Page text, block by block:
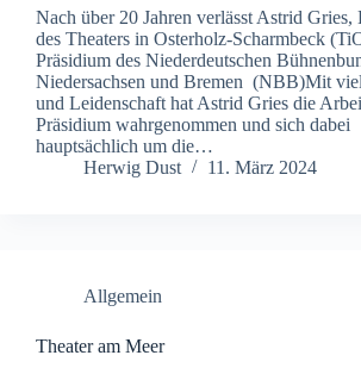
Nach über 20 Jahren verlässt Astrid Gries,
des Theaters in Osterholz-Scharmbeck
Präsidium des Niederdeutschen
Niedersachsen und Bremen (NBB)Mit
und Leidenschaft hat Astrid Gries die
Präsidium wahrgenommen und sich dabei
hauptsächlich um die…
Herwig Dust
11. März 2024
Allgemein
Theater am Meer